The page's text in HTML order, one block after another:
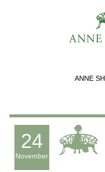
ANNE
24
November